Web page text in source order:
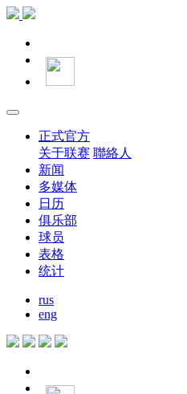
正式官方
关于联赛 聯絡人
新闻
多媒体
日历
俱乐部
球员
表格
统计
rus
eng